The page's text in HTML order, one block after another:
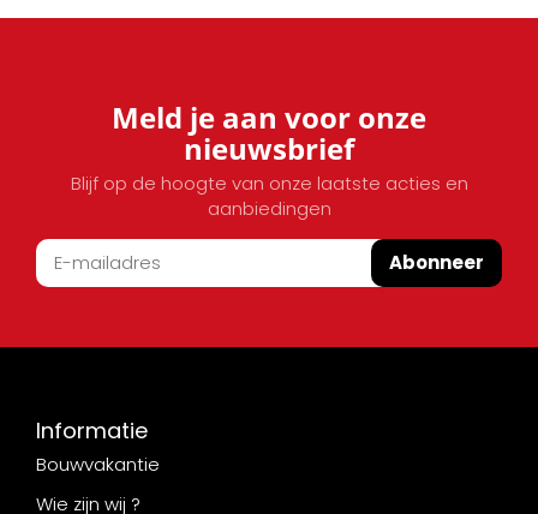
Meld je aan voor onze
nieuwsbrief
Blijf op de hoogte van onze laatste acties en
aanbiedingen
Abonneer
Informatie
Bouwvakantie
Wie zijn wij ?